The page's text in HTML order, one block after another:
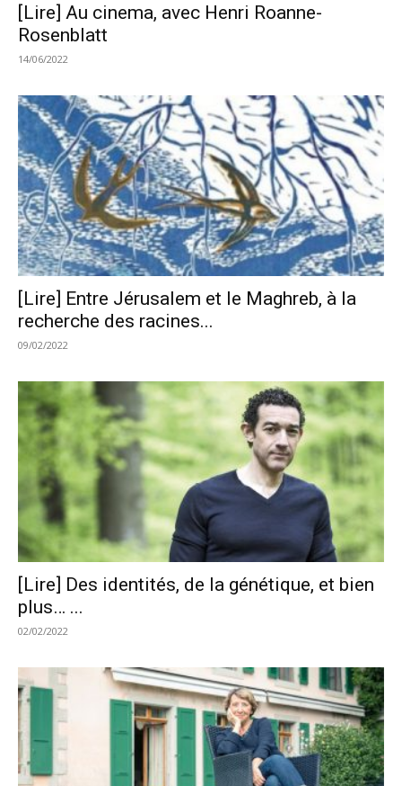
[Lire] Au cinema, avec Henri Roanne-
Rosenblatt
14/06/2022
[Lire] Entre Jérusalem et le Maghreb, à la
recherche des racines...
09/02/2022
[Lire] Des identités, de la génétique, et bien
plus… ...
02/02/2022